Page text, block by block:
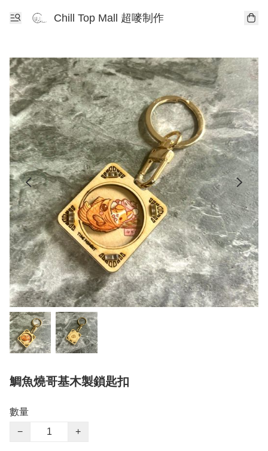
Chill Top Mall 超嘜制作
鯛魚燒哥基木製鎖匙扣
數量
−
+